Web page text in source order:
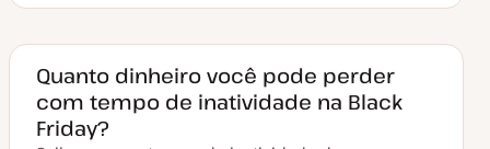
a
a
e
a
t
u
ó
i
o
Quanto dinheiro você pode perder
com tempo de inatividade na Black
Friday?